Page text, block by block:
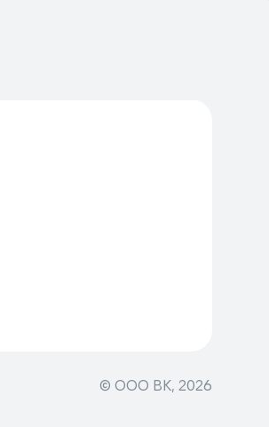
© ООО ВК, 2026